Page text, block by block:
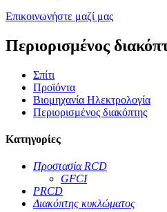
Επικοινωνήστε μαζί μας
Περιορισμένος
Σπίτι
Προϊόντα
Βιομηχανία Ηλεκτρολογία
Περιορισμένος διακόπτης
Κατηγορίες
Προστασία RCD
GFCI
PRCD
Διακόπτης κυκλώματος